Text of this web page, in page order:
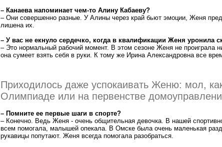
– Канаева напоминает чем-то Алину Кабаеву?
– Они совершенно разные. У Алины через край бьют эмоции, Женя
лишена их.
– У вас не екнуло сердечко, когда в квалификации Женя уронила
– Это нормальный рабочий момент. В этом сезоне Женя не проиграла
она сумеет взять себя в руки. К тому же Ирина Александровна все
Приходилось даже успокаивать Женю: мол,
Олимпиаде или на первенстве
– Помните ее первые шаги в спорте?
– Конечно. Ведь Женя - очень общительная девочка. В нашей
всем помогала, малышей опекала. В Омске была очень маленькая
рукавицы попутают. Женя всегда помогала разобраться.